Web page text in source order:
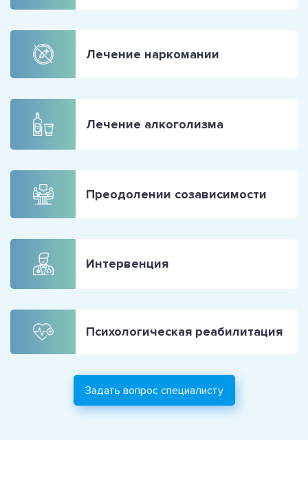
Лечение наркомании
Лечение алкоголизма
Преодолении созависимости
Интервенция
Психологическая реабилитация
Задать вопрос специалисту